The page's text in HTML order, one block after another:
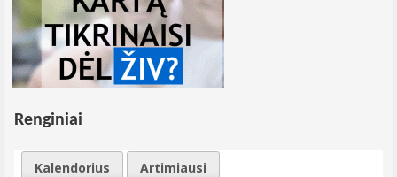
Renginiai
Kalendorius
Artimiausi